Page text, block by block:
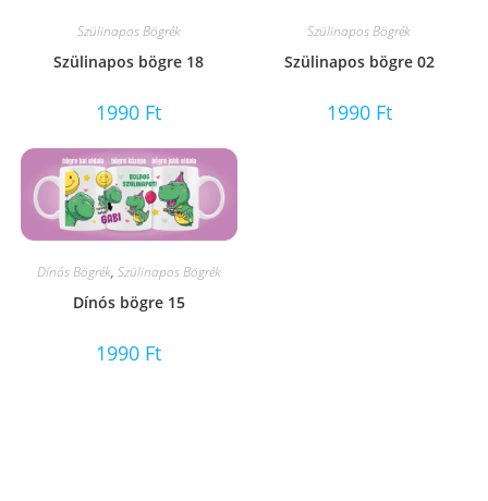
Szülinapos Bögrék
Szülinapos bögre 18
1990 Ft
Szülinapos Bögrék
Szülinapos bögre 02
1990 Ft
Dínós Bögrék, Szülinapos Bögrék
Dínós bögre 15
1990 Ft